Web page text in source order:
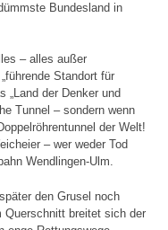
Bundesland in
– alles außer
Standort für
„Land der Denker und
Tunnel – sondern wenn
der Welt!
– wer weder Tod
Wendlingen-Ulm.
den Grusel noch
Querschnitt breitet sich der